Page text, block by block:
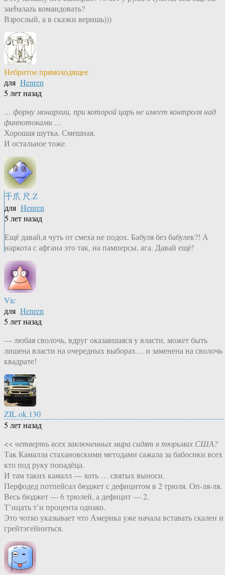
заеbaлаzь командовать?
Взрослый, а в сказки веришь)))
Небритое прямоходящее
для Henren
5 лет назад
… форму монархии, при которой царь не имеет контроля над
финпотоками …
Хорошая шутка. Смешная.
И остальное тоже.
千爪 尺.Z
для Henren
5 лет назад
Ещё давай,я чуть от смеха не подох. Бабуля без бабулек?! А
наркота с афгана это так, на памперсы, ага. Давай ещё!
Vic
для Henren
5 лет назад
— любая сволочь, вдруг оказавшаяся у власти, может быть
лишена власти на очередных выборах… и заменена на сволочь
квадрате!
ZIL.ok.130
5 лет назад
<< четверть всех заключенных мира сидят в тюрьмах США?
Так Камалла стахановскими методами сажала за бабосики всех
кто под руку попадёца.
И там таких камалл — хоть … святых выноси.
Перфодед потпейсал бюджет с дефицитом в 2 трюля. Оп-ля-ля.
Весь бюджет — 6 трюлей, а дефицит — 2.
Т’ицать т’и процента однако.
Это чотко указывает что Америка уже начала вставать скален и
грейтэгейниться.